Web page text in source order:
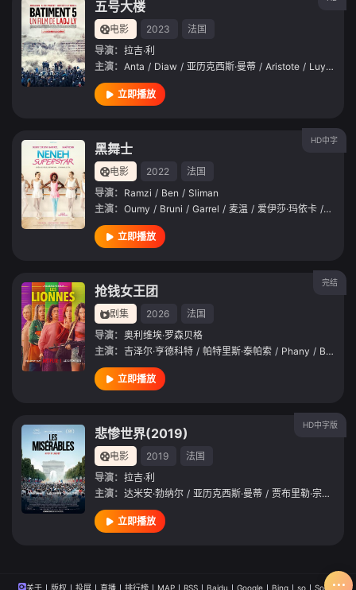
五号大楼
电影 2023
法国
导演： 拉吉·利
主演： Anta / Diaw / 亚历克西斯·曼蒂 / Aristote / Luyindula
立即播放
HD中字
黑舞士
电影 2022
法国
导演： Ramzi / Ben / Sliman
主演： Oumy / Bruni / Garrel / 麦温 / 爱伊莎·玛依卡 / 史蒂
立即播放
完结
抢钱女王团
剧集 2026
法国
导演： 奥利维埃·罗森贝格
主演： 吉泽尔·亨德科特 / 帕特里斯·泰帕索 / Phany / Brière
立即播放
HD中字版
悲惨世界(2019)
电影 2019
法国
导演： 拉吉·利
主演： 达米安·勃纳尔 / 亚历克西斯·曼蒂 / 贾布里勒·宗加
立即播放
关于 版权 投屏 直播 排行榜 MAP RSS Baidu Google Bing so Sogou